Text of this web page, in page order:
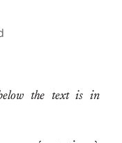
the text is in